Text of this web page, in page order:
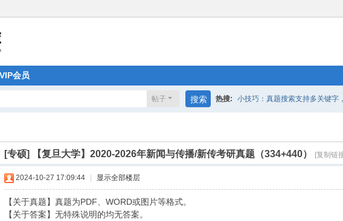
VIP会员
帖子 搜索 热搜: 小技巧：真题搜索支持多关键字
[专硕] 【复旦大学】2020-2026年新闻与传播/新传考研真题（334+440） [复制链
2024-10-27 17:09:44 显示全部楼层
【关于真题】真题为PDF、WORD或图片等格式。
【关于答案】无特殊说明的均无答案。